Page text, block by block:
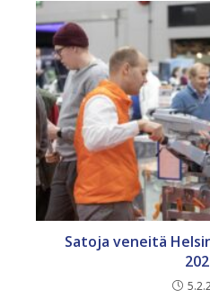
Satoja veneitä